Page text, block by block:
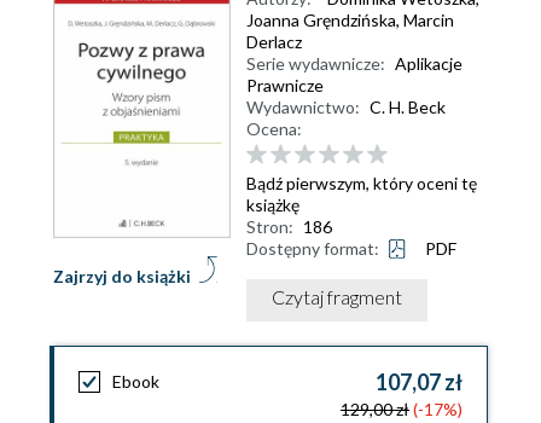
Zajrzyj do książki
Joanna Gręndzińska, Marcin
Derlacz
Serie wydawnicze: Aplikacje
Prawnicze
Wydawnictwo: C. H. Beck
Ocena:
Bądź pierwszym, który oceni tę
książkę
Stron: 186
Dostępny format:
PDF
Czytaj fragment
Ebook 107,07 zł
129,00 zł(-17%)